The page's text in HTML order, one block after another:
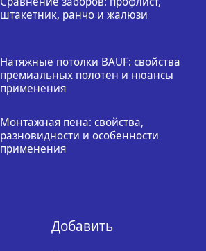
штакетник, ранчо и жалюзи
Натяжные потолки BAUF: свойства
премиальных полотен и нюансы
применения
Монтажная пена: свойства,
разновидности и особенности
применения
Добавить